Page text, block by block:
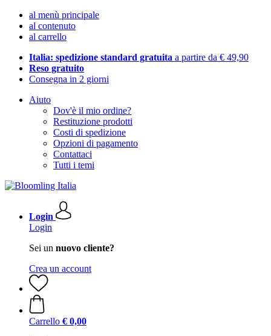
al menù principale
al contenuto
al carrello
Italia: spedizione standard gratuita a partire da € 49,90
Reso gratuito
Consegna in 2 giorni
Aiuto
Dov'è il mio ordine?
Restituzione prodotti
Costi di spedizione
Opzioni di pagamento
Contattaci
Tutti i temi
Login
Login
Sei un nuovo cliente?
Crea un account
Carrello € 0,00